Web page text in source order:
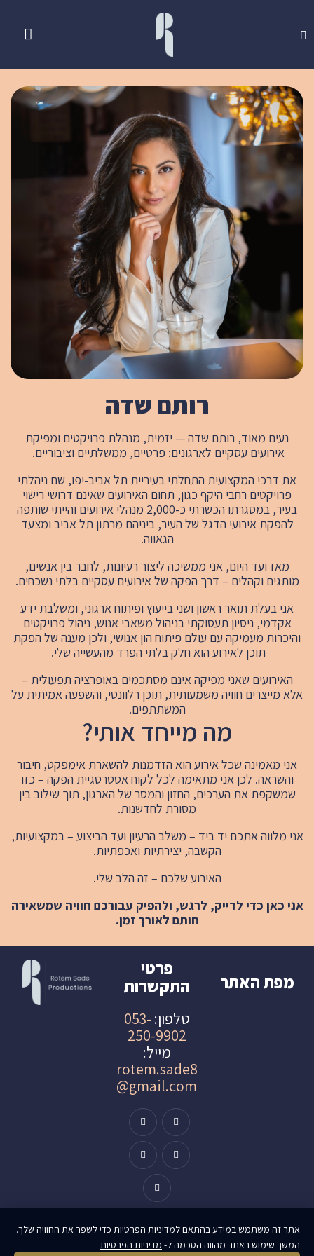
רותם שדה
נעים מאוד, רותם שדה — יזמית, מנהלת פרויקטים ומפיקת
אירועים עסקיים לארגונים: פרטיים, ממשלתיים וציבוריים.
את דרכי המקצועית התחלתי בעיריית תל אביב-יפו, שם ניהלתי
פרויקטים רחבי היקף כגון, תחום האירועים שאינם דרושי רישוי
בעיר, במסגרתו הכשרתי כ-2,000 מנהלי אירועים והייתי שותפה
להפקת אירועי הדגל של העיר, ביניהם מרתון תל אביב ומצעד
הגאווה.
מאז ועד היום, אני ממשיכה ליצור רעיונות, לחבר בין אנשים,
מותגים וקהלים – דרך הפקה של אירועים עסקיים בלתי נשכחים.
אני בעלת תואר ראשון ושני בייעוץ ופיתוח ארגוני, ומשלבת ידע
אקדמי, ניסיון תעסוקתי בניהול משאבי אנוש, ניהול פרויקטים
והיכרות מעמיקה עם עולם פיתוח הון אנושי, ולכן מענה של הפקת
תוכן לאירוע הוא חלק בלתי הפרד מהעשייה שלי.
האירועים שאני מפיקה אינם מסתכמים באופרציה תפעולית –
אלא מייצרים חוויה משמעותית, תוכן רלוונטי, והשפעה אמיתית על
המשתתפים.
מה מייחד אותי?
אני מאמינה שכל אירוע הוא הזדמנות להשארת אימפקט, חיבור
והשראה. לכן אני מתאימה לכל לקוח אסטרטגיית הפקה – כזו
שמשקפת את הערכים, החזון והמסר של הארגון, תוך שילוב בין
מסורת לחדשנות.
אני מלווה אתכם יד ביד – משלב הרעיון ועד הביצוע – במקצועיות,
הקשבה, יצירתיות ואכפתיות.
האירוע שלכם – זה הלב שלי.
אני כאן כדי לדייק, לרגש, ולהפיק עבורכם חוויה שמשאירה
חותם לאורך זמן.
מפת האתר
פרטי
התקשרות
טלפון: 053-
250-9902
מייל:
rotem.sade8
@gmail.com
עוצב ונבנה ע״י morevision.ai
אתר זה משתמש במידע בהתאם למדיניות הפרטיות כדי לשפר את החוויה שלך.
המשך שימוש באתר מהווה הסכמה ל- מדיניות הפרטיות